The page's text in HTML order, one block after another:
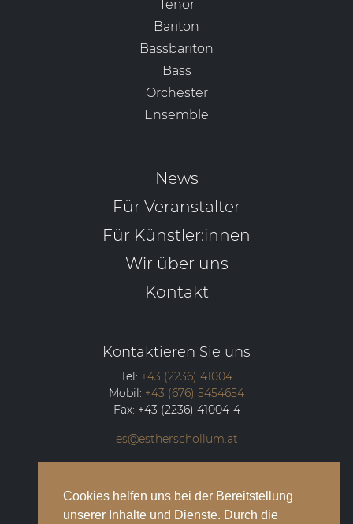
Cookies helfen uns bei der Bereitstellung
unserer Inhalte und Dienste. Durch die
Tenor
Bariton
Bassbariton
Bass
Orchester
Ensemble
News
Für Veranstalter
Für Künstler:innen
Wir über uns
Kontakt
Kontaktieren Sie uns
Tel: +43 (2236) 41004
Mobil: +43 (676) 5454654
Fax: +43 (2236) 41004-4
es@estherschollum.at
2340 Mödling